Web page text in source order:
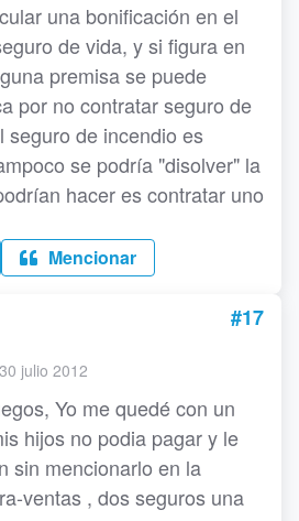
una bonificación en el
de vida, y si figura en
premisa se puede
por no contratar seguro de
seguro de incendio es
se podría "disolver" la
hacer es contratar uno
Mencionar
#17
30 julio 2012
Yo me quedé con un
hijos no podia pagar y le
sin mencionarlo en la
ventas , dos seguros una